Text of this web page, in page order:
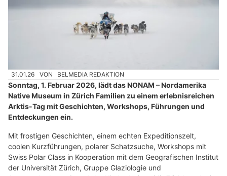
31.01.26 VON BELMEDIA REDAKTION
Sonntag, 1. Februar 2026, lädt das NONAM – Nordamerika
Native Museum in Zürich Familien zu einem erlebnisreichen
Arktis-Tag mit Geschichten, Workshops, Führungen und
Entdeckungen ein.
Mit frostigen Geschichten, einem echten Expeditionszelt,
coolen Kurzführungen, polarer Schatzsuche, Workshops mit
Swiss Polar Class in Kooperation mit dem Geografischen Institut
der Universität Zürich, Gruppe Glaziologie und